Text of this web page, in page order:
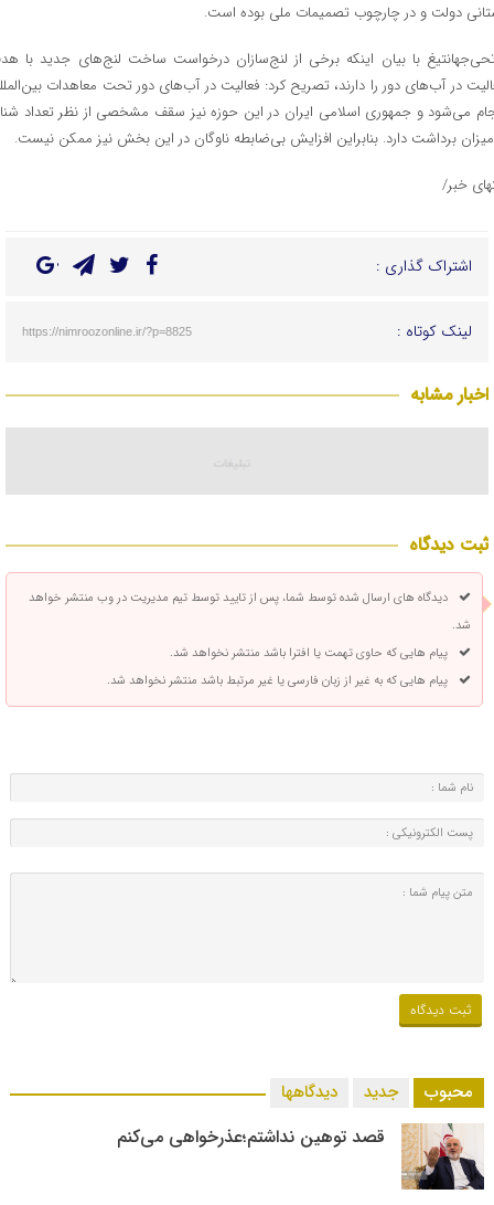
دولت و در چارچوب تصمیمات ملی بوده است.
با بیان اینکه برخی از لنج‌سازان درخواست ساخت لنج‌های جدید با
در آب‌های دور را دارند، تصریح کرد: فعالیت در آب‌های دور تحت معاهدات
می‌شود و جمهوری اسلامی ایران در این حوزه نیز سقف مشخصی از نظر تعداد
برداشت دارد. بنابراین افزایش بی‌ضابطه ناوگان در این بخش نیز ممکن نیست.
خبر/
اشتراک گذاری :
لینک کوتاه : https://nimroozonline.ir/?p=8825
اخبار مشابه
ثبت دیدگاه
دیدگاه های ارسال شده توسط شما، پس از تایید توسط تیم مدیریت در وب منتشر خواهد
شد.
پیام هایی که حاوی تهمت یا افترا باشد منتشر نخواهد شد.
پیام هایی که به غیر از زبان فارسی یا غیر مرتبط باشد منتشر نخواهد شد.
محبوب جدید دیدگاهها
قصد توهین نداشتم؛عذرخواهی می‌کنم